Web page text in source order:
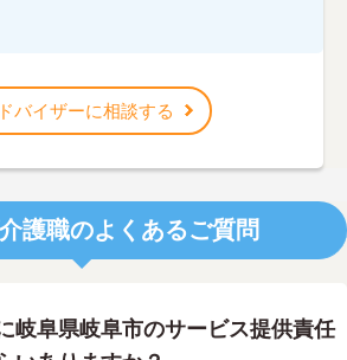
バイザーに相談する
護職のよくあるご質問
岐阜県岐阜市のサービス提供責任